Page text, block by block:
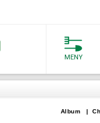
MENY
Album |